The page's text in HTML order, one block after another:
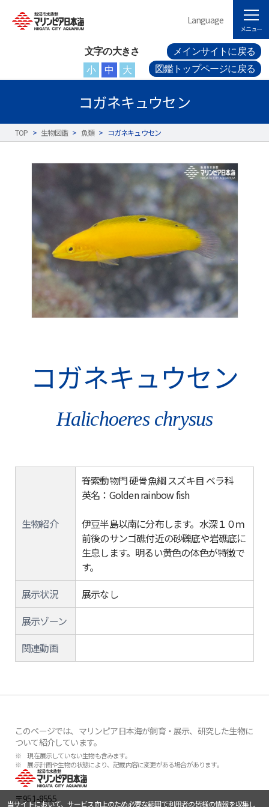
文字の大きさ
小
中 大
メインサイトに戻る
図鑑トップページに戻る
Language
メニュー
コガネキュウセン
TOP > 生物図鑑 > 魚類 > コガネキュウセン
コガネキュウセン
Halichoeres chrysus
生物紹介
脊索動物門 硬骨魚綱 スズキ目 ベラ科
英名：Golden rainbow fish
伊豆半島以南に分布します。水深１０ｍ
前後のサンゴ礁付近の砂礫底や岩礁底に
生息します。明るい黄色の体色が特徴で
す。
展示状況
展示なし
展示ゾーン
関連動画
このページでは、マリンピア日本海が飼育・展示、研究した生物に
ついて紹介しています。
※ 現在展示していない生物も含みます。
※ 展示計画や生物の状態により、記載内容に変更がある場合があります。
〒951-8555
当サイトにおいて、サービス向上のため必要な範囲で利用者の皆様の情報を収集し